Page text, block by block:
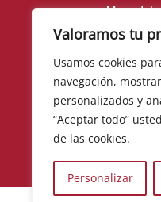
Valoramos tu
Usamos cookies
navegación,
personalizados y
“Aceptar todo”
de las cookies.
Personalizar
Mapa del